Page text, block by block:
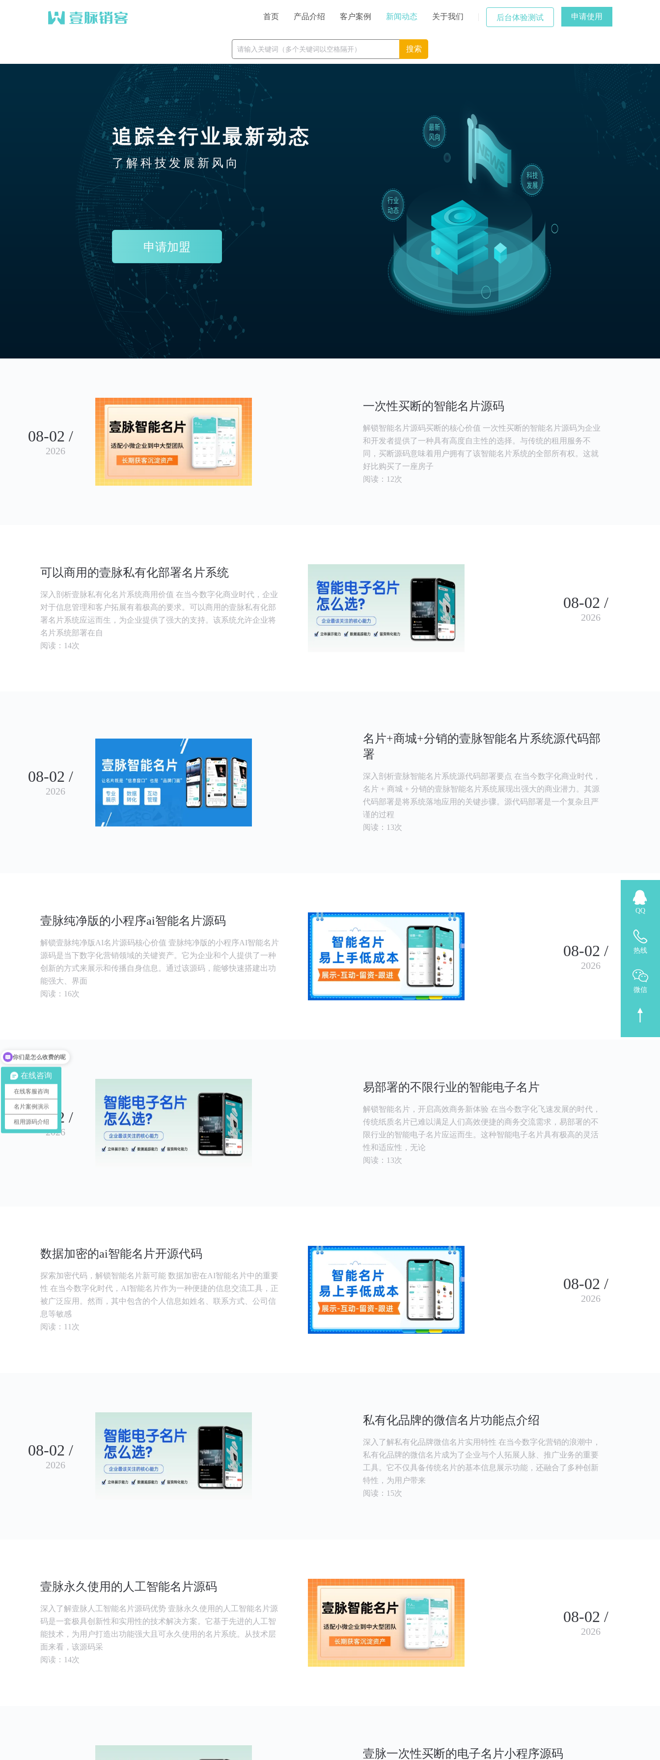
首页 产品介绍 客户案例 新闻动态 关于我们 后台体验测试 申请使用
搜索
追踪全行业最新动态
了解科技发展新风向
申请加盟
QQ
热线
微信
08-02 /
2026
一次性买断的智能名片源码
解锁智能名片源码买断的核心价值 一次性买断的智能名片源码为企业
和开发者提供了一种具有高度自主性的选择。与传统的租用服务不
同，买断源码意味着用户拥有了该智能名片系统的全部所有权。这就
好比购买了一座房子
阅读：12次
可以商用的壹脉私有化部署名片系统
深入剖析壹脉私有化名片系统商用价值 在当今数字化商业时代，企业
对于信息管理和客户拓展有着极高的要求。可以商用的壹脉私有化部
署名片系统应运而生，为企业提供了强大的支持。该系统允许企业将
名片系统部署在自
阅读：14次
08-02 /
2026
08-02 /
2026
名片+商城+分销的壹脉智能名片系统源代码部
署
深入剖析壹脉智能名片系统源代码部署要点 在当今数字化商业时代，
名片 + 商城 + 分销的壹脉智能名片系统展现出强大的商业潜力。其源
代码部署是将系统落地应用的关键步骤。源代码部署是一个复杂且严
谨的过程
阅读：13次
壹脉纯净版的小程序ai智能名片源码
解锁壹脉纯净版AI名片源码核心价值 壹脉纯净版的小程序AI智能名片
源码是当下数字化营销领域的关键资产。它为企业和个人提供了一种
创新的方式来展示和传播自身信息。通过该源码，能够快速搭建出功
能强大、界面
阅读：16次
08-02 /
2026
08-02 /
2026
易部署的不限行业的智能电子名片
解锁智能名片，开启高效商务新体验 在当今数字化飞速发展的时代，
传统纸质名片已难以满足人们高效便捷的商务交流需求，易部署的不
限行业的智能电子名片应运而生。这种智能电子名片具有极高的灵活
性和适应性，无论
阅读：13次
数据加密的ai智能名片开源代码
探索加密代码，解锁智能名片新可能 数据加密在AI智能名片中的重要
性 在当今数字化时代，AI智能名片作为一种便捷的信息交流工具，正
被广泛应用。然而，其中包含的个人信息如姓名、联系方式、公司信
息等敏感
阅读：11次
08-02 /
2026
08-02 /
2026
私有化品牌的微信名片功能点介绍
深入了解私有化品牌微信名片实用特性 在当今数字化营销的浪潮中，
私有化品牌的微信名片成为了企业与个人拓展人脉、推广业务的重要
工具。它不仅具备传统名片的基本信息展示功能，还融合了多种创新
特性，为用户带来
阅读：15次
壹脉永久使用的人工智能名片源码
深入了解壹脉人工智能名片源码优势 壹脉永久使用的人工智能名片源
码是一套极具创新性和实用性的技术解决方案。它基于先进的人工智
能技术，为用户打造出功能强大且可永久使用的名片系统。从技术层
面来看，该源码采
阅读：14次
08-02 /
2026
壹脉一次性买断的电子名片小程序源码
在线咨询
在线客服咨询
名片案例演示
租用源码介绍
现在有优惠活动吗